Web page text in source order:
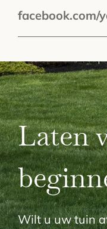
facebook.com/
Laten
Wilt u uw tuin